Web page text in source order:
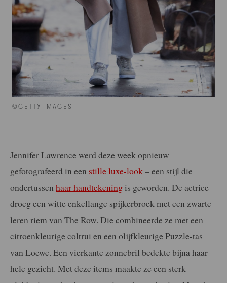
©GETTY IMAGES
Jennifer Lawrence werd deze week opnieuw
gefotografeerd in een stille luxe-look – een stijl die
ondertussen haar handtekening is geworden. De actrice
droeg een witte enkellange spijkerbroek met een zwarte
leren riem van The Row. Die combineerde ze met een
citroenkleurige coltrui en een olijfkleurige Puzzle-tas
van Loewe. Een vierkante zonnebril bedekte bijna haar
hele gezicht. Met deze items maakte ze een sterk